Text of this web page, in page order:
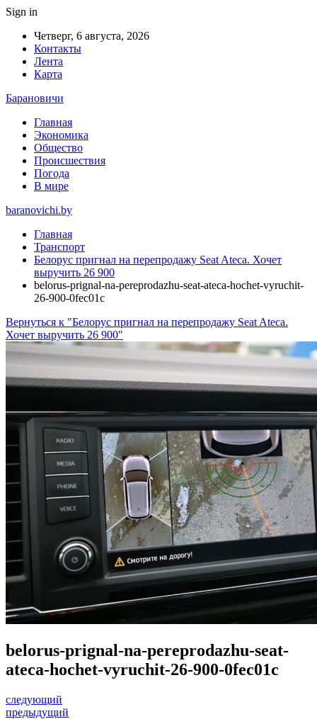
Sign in
Четверг, 6 августа, 2026
Контакты
Лента
Карта
Барановичи
Главная
Экономика
Общество
Происшествия
Погода
В мире
baranovichi.by
Главная
Транспорт
Белорус пригнал на перепродажу Seat Ateca. Хочет
выручить 26 900
belorus-prignal-na-pereprodazhu-seat-ateca-hochet-vyruchit-
26-900-0fec01c
Вернуться к "Белорус пригнал на перепродажу Seat Ateca.
Хочет выручить 26 900"
belorus-prignal-na-pereprodazhu-seat-
ateca-hochet-vyruchit-26-900-0fec01c
следующий
предыдущий